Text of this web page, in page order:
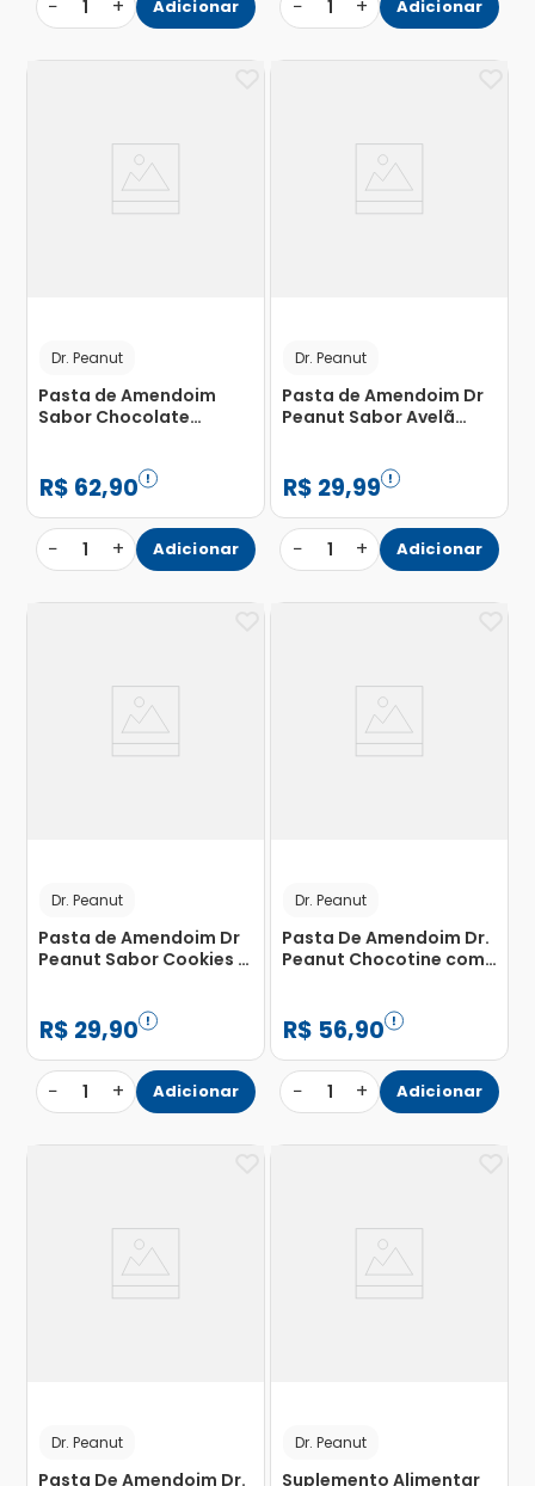
− 1 + Adicionar − 1 + Adicionar
Dr. Peanut
Pasta de Amendoim
Sabor Chocolate
R$ 62,90
− 1 + Adicionar
Dr. Peanut
Pasta de Amendoim Dr
Peanut Sabor Avelã
R$ 29,99
− 1 + Adicionar
Dr. Peanut
Pasta de Amendoim Dr
Peanut Sabor Cookies e
R$ 29,90
− 1 + Adicionar
Dr. Peanut
Pasta De Amendoim Dr.
Peanut Chocotine com
R$ 56,90
− 1 + Adicionar
Dr. Peanut
Pasta De Amendoim Dr.
Dr. Peanut
Suplemento Alimentar